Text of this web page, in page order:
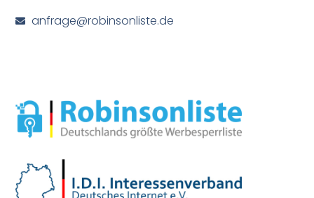
anfrage@robinsonliste.de